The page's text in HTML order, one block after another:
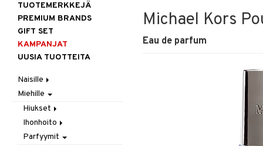
Michael Kors
Eau de parfum
TUOTEMERKKEJÄ
PREMIUM BRANDS
GIFT SET
KAMPANJAT
UUSIA TUOTTEITA
Naisille
Hiukset
Gift Set
Harjat / Kammat
Hiuskuurit
Ihonhoito
Aurinkotuotteet
Erikoistuotteet
Korut
Kaulakorut
Kosmetiikka
Miehille
Hiukset
Hiustenlähtö
Hiusväri
Ihonhoito
Aurinkotuotteet
Parfyymit